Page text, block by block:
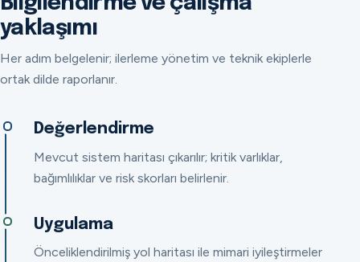
yaklaşımı
Her adım belgelenir; ilerleme yönetim ve teknik ekiplerle
ortak dilde raporlanır.
Değerlendirme
Mevcut sistem haritası çıkarılır; kritik varlıklar,
bağımlılıklar ve risk skorları belirlenir.
Uygulama
Önceliklendirilmiş yol haritası ile mimari iyileştirmeler